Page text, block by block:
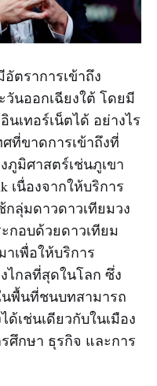
ตราการเข้าถึง
วันออกเฉียงใต้ โดยมี
นเทอร์เน็ตได้ อย่างไร
ที่ขาดการเข้าถึงที่
ภูมิศาสตร์เช่นภูเขา
เนื่องจากให้บริการ
กลุ่มดาวดาวเทียมวง
กอบด้วยดาวเทียม
เพื่อให้บริการ
ไกลที่สุดในโลก ซึ่ง
พื้นที่ชนบทสามารถ
ด้เช่นเดียวกับในเมือง
ศึกษา ธุรกิจ และการ